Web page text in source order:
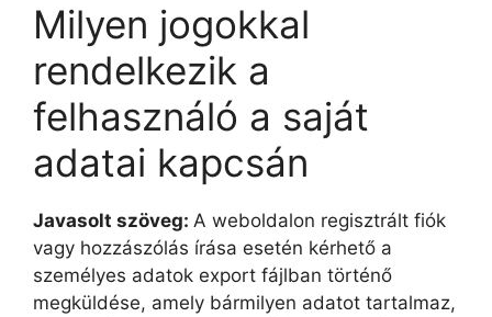
Milyen jogokkal
rendelkezik a
felhasználó a saját
adatai kapcsán
Javasolt szöveg: A weboldalon regisztrált fiók
vagy hozzászólás írása esetén kérhető a
személyes adatok export fájlban történő
megküldése, amely bármilyen adatot tartalmaz,